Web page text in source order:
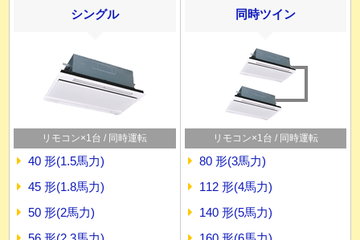
シングル
リモコン×1台 / 同時運転
40 形(1.5馬力)
45 形(1.8馬力)
50 形(2馬力)
同時ツイン
リモコン×1台 / 同時運転
80 形(3馬力)
112 形(4馬力)
140 形(5馬力)